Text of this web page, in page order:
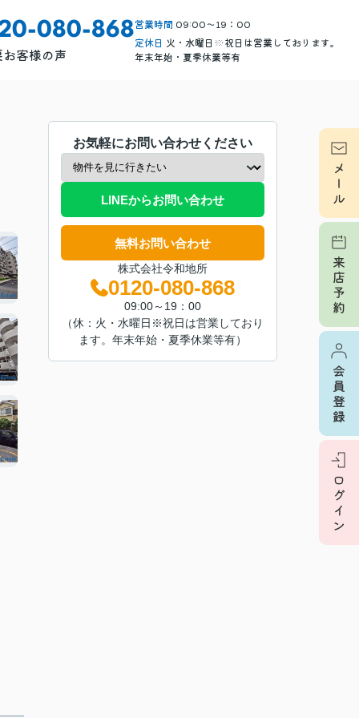
080-868
お客様の声
営業時間 09:00～19：00
定休日 火・水曜日※祝日は営業しております。
年末年始・夏季休業等有
お気軽にお問い合わせください
LINEからお問い合わせ
無料お問い合わせ
株式会社令和地所
0120-080-868
09:00～19：00
（休：火・水曜日※祝日は営業しており
ます。年末年始・夏季休業等有）